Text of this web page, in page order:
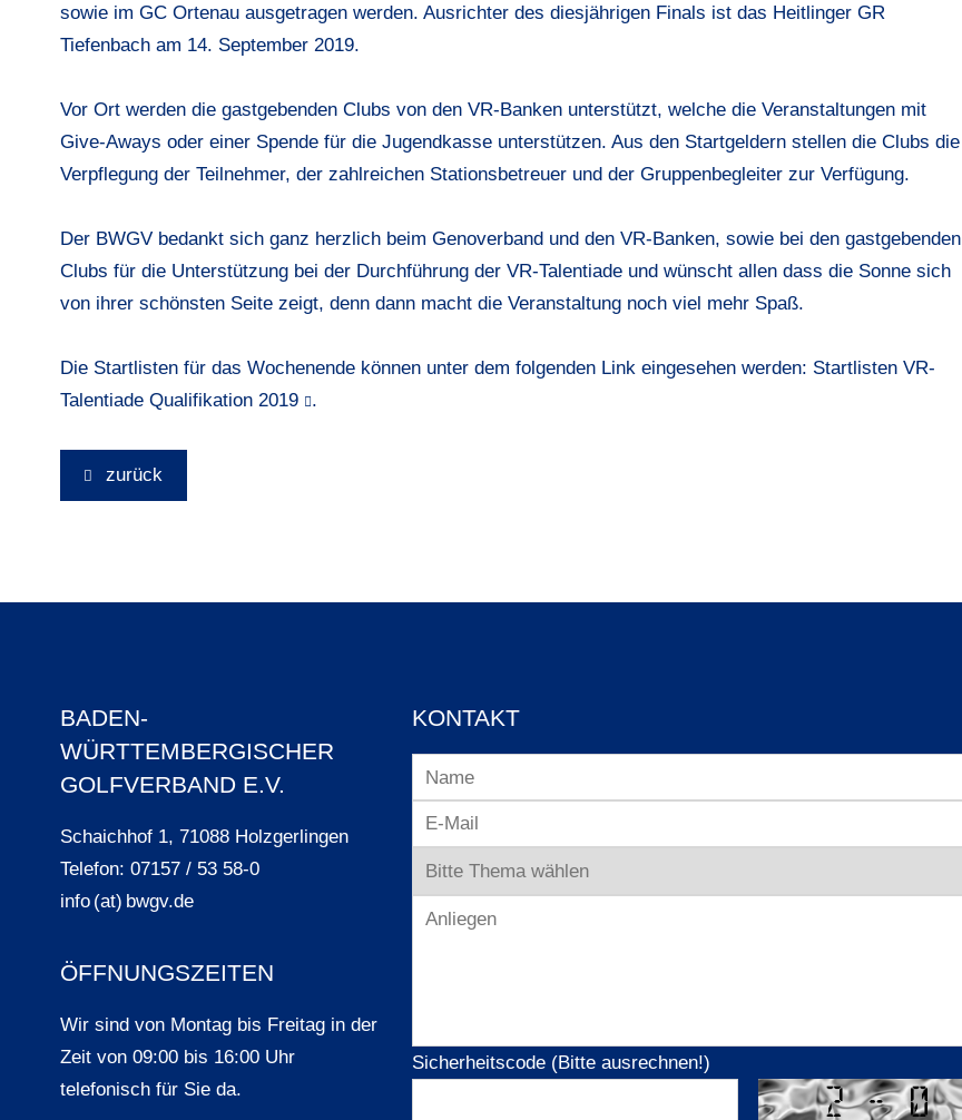
sowie im GC Ortenau ausgetragen werden. Ausrichter des diesjährigen Finals ist das Heitlinger GR
Tiefenbach am 14. September 2019.
Vor Ort werden die gastgebenden Clubs von den VR-Banken unterstützt, welche die Veranstaltungen mit
Give-Aways oder einer Spende für die Jugendkasse unterstützen. Aus den Startgeldern stellen die Clubs die
Verpflegung der Teilnehmer, der zahlreichen Stationsbetreuer und der Gruppenbegleiter zur Verfügung.
Der BWGV bedankt sich ganz herzlich beim Genoverband und den VR-Banken, sowie bei den gastgebenden
Clubs für die Unterstützung bei der Durchführung der VR-Talentiade und wünscht allen dass die Sonne sich
von ihrer schönsten Seite zeigt, denn dann macht die Veranstaltung noch viel mehr Spaß.
Die Startlisten für das Wochenende können unter dem folgenden Link eingesehen werden: Startlisten VR-
Talentiade Qualifikation 2019
.
zurück
BADEN-
WÜRTTEMBERGISCHER
GOLFVERBAND E.V.
Schaichhof 1, 71088 Holzgerlingen
Telefon: 07157 / 53 58-0
info (at) bwgv.de
ÖFFNUNGSZEITEN
Wir sind von Montag bis Freitag in der
Zeit von 09:00 bis 16:00 Uhr
telefonisch für Sie da.
KONTAKT
Sicherheitscode (Bitte ausrechnen!)